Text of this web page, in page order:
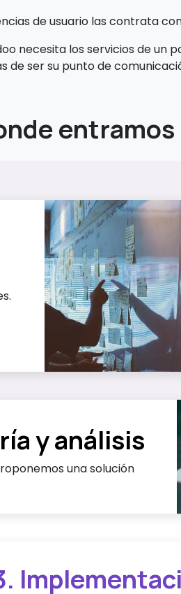
de usuario las contrata
necesita los servicios de
de ser su punto de
y análisis
una solución